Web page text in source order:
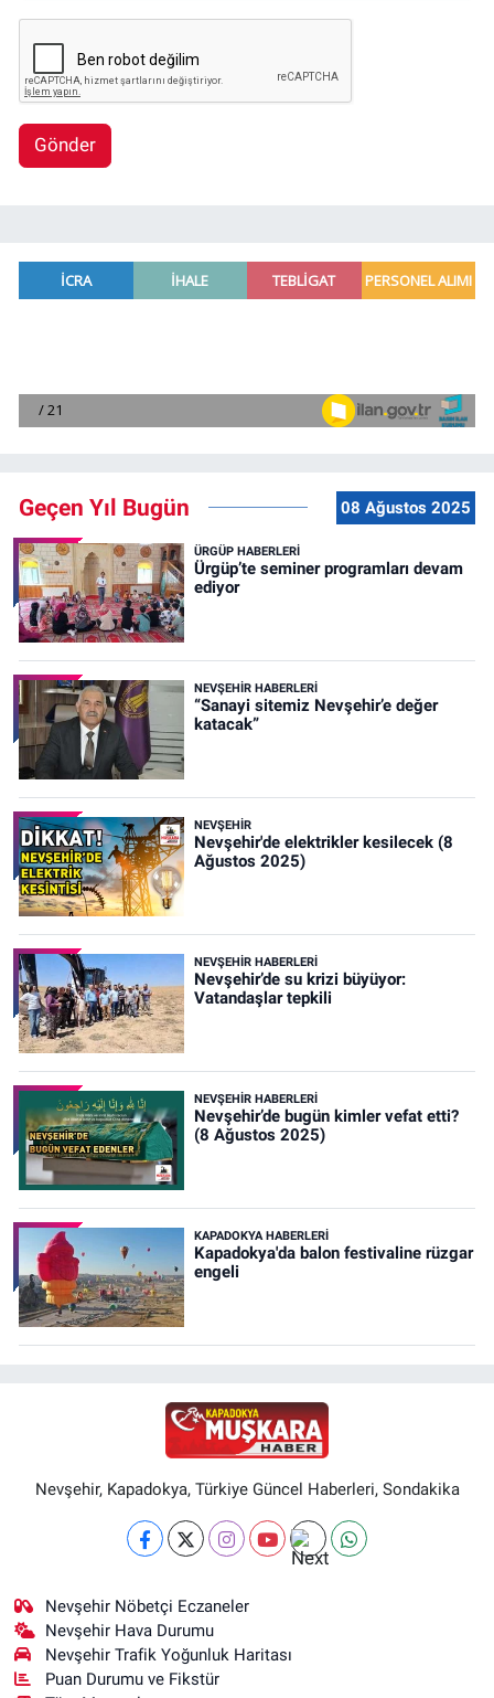
Gönder
Geçen Yıl Bugün 08 Ağustos 2025
ÜRGÜP HABERLERI
Ürgüp’te seminer programları devam
ediyor
NEVŞEHIR HABERLERI
“Sanayi sitemiz Nevşehir’e değer
katacak”
NEVŞEHIR
Nevşehir'de elektrikler kesilecek (8
Ağustos 2025)
NEVŞEHIR HABERLERI
Nevşehir’de su krizi büyüyor:
Vatandaşlar tepkili
NEVŞEHIR HABERLERI
Nevşehir’de bugün kimler vefat etti?
(8 Ağustos 2025)
KAPADOKYA HABERLERI
Kapadokya'da balon festivaline rüzgar
engeli
Nevşehir, Kapadokya, Türkiye Güncel Haberleri, Sondakika
Nevşehir Nöbetçi Eczaneler
Nevşehir Hava Durumu
Nevşehir Trafik Yoğunluk Haritası
Puan Durumu ve Fikstür